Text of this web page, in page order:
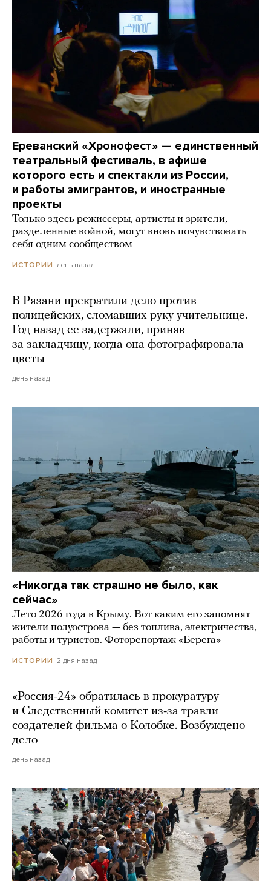
Ереванский «Хронофест» — единственный
театральный фестиваль, в афише
которого есть и спектакли из России,
и работы эмигрантов, и иностранные
проекты
Только здесь режиссеры, артисты и зрители,
разделенные войной, могут вновь почувствовать
себя одним сообществом
ИСТОРИИ день назад
В Рязани прекратили дело против
полицейских, сломавших руку учительнице.
Год назад ее задержали, приняв
за закладчицу, когда она фотографировала
цветы
день назад
«Никогда так страшно не было, как
сейчас»
Лето 2026 года в Крыму. Вот каким его запомнят
жители полуострова — без топлива, электричества,
работы и туристов. Фоторепортаж «Берега»
ИСТОРИИ 2 дня назад
«Россия-24» обратилась в прокуратуру
и Следственный комитет из-за травли
создателей фильма о Колобке. Возбуждено
дело
день назад